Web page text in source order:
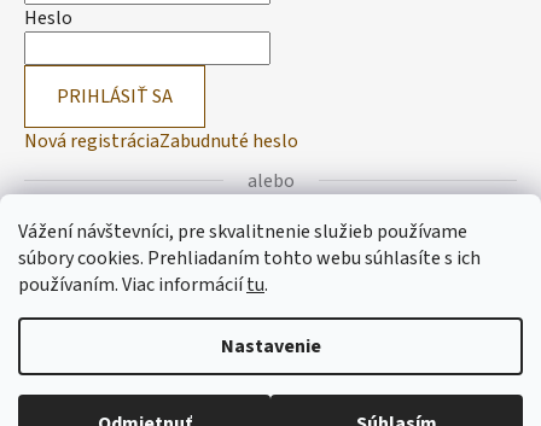
Vážení návštevníci, pre skvalitnenie služieb používame
súbory cookies. Prehliadaním tohto webu súhlasíte s ich
používaním.Viac informáciítu.
Nastavenie
Heslo
PRIHLÁSIŤ SA
Nová registráciaZabudnuté heslo
alebo
Prihlásiť sa cez Facebook
Prihlásiť sa cez Google
Vytvoril Shoptet